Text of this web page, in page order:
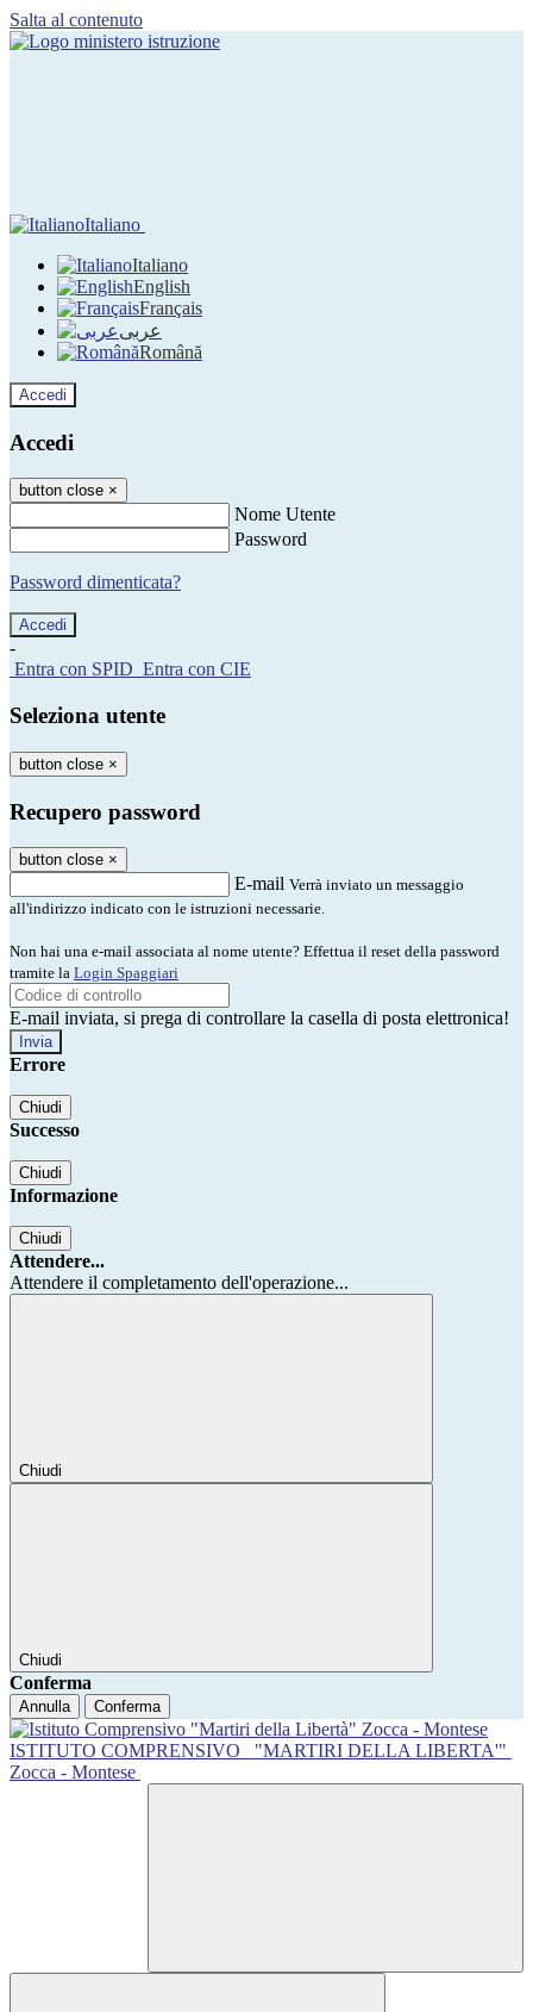
Salta al contenuto
Italiano
Italiano
English
Français
عربى
Română
Accedi
Accedi
button close ×
Nome Utente
Password
Password dimenticata?
-
Entra con SPID Entra con CIE
Seleziona utente
button close ×
Recupero password
button close ×
E-mail Verrà inviato un messaggio
all'indirizzo indicato con le istruzioni necessarie.
Non hai una e-mail associata al nome utente? Effettua il reset della password
tramite la Login Spaggiari
E-mail inviata, si prega di controllare la casella di posta elettronica!
Errore
Chiudi
Successo
Chiudi
Informazione
Chiudi
Attendere...
Attendere il completamento dell'operazione...
Chiudi
Chiudi
Conferma
Annulla Conferma
ISTITUTO COMPRENSIVO
"MARTIRI DELLA LIBERTA'"
Zocca - Montese